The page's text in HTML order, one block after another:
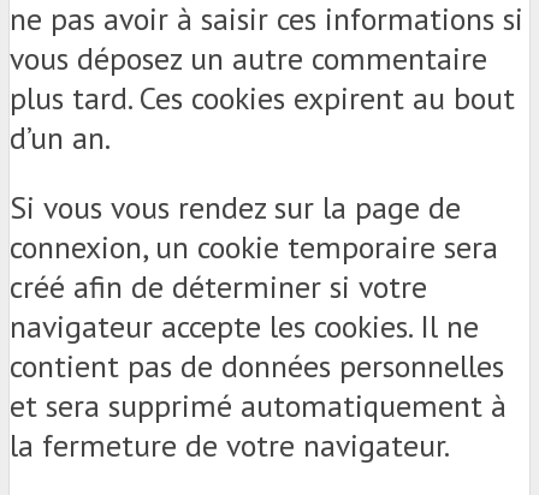
ne pas avoir à saisir ces informations si
vous déposez un autre commentaire
plus tard. Ces cookies expirent au bout
d’un an.
Si vous vous rendez sur la page de
connexion, un cookie temporaire sera
créé afin de déterminer si votre
navigateur accepte les cookies. Il ne
contient pas de données personnelles
et sera supprimé automatiquement à
la fermeture de votre navigateur.